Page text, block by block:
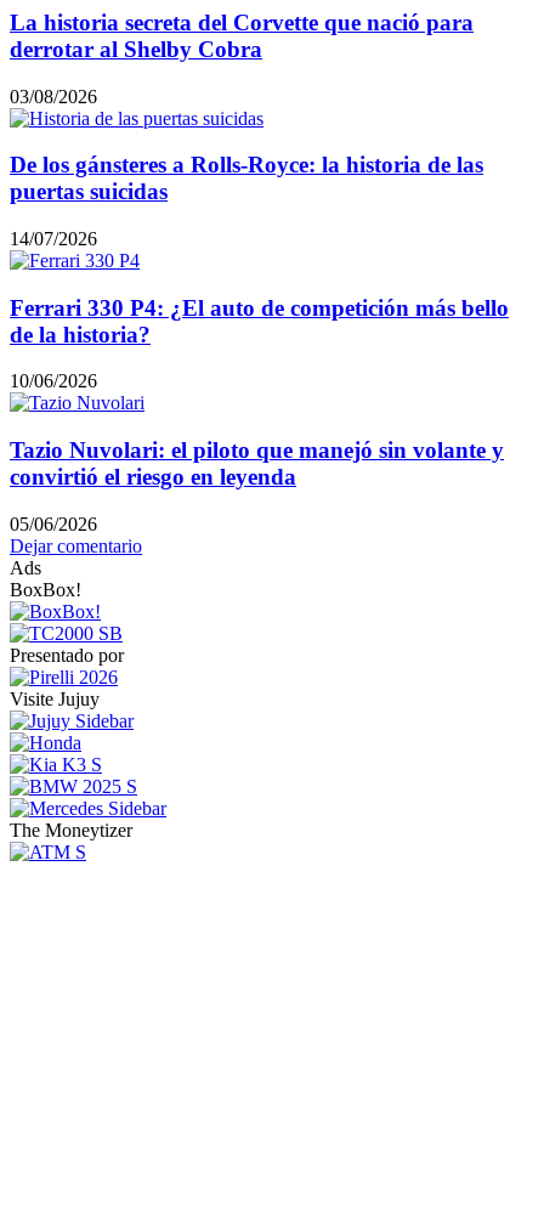
La historia secreta del Corvette que nació para
derrotar al Shelby Cobra
03/08/2026
De los gánsteres a Rolls-Royce: la historia de las
puertas suicidas
14/07/2026
Ferrari 330 P4: ¿El auto de competición más bello
de la historia?
10/06/2026
Tazio Nuvolari: el piloto que manejó sin volante y
convirtió el riesgo en leyenda
05/06/2026
Dejar comentario
Ads
BoxBox!
Presentado por
Visite Jujuy
The Moneytizer